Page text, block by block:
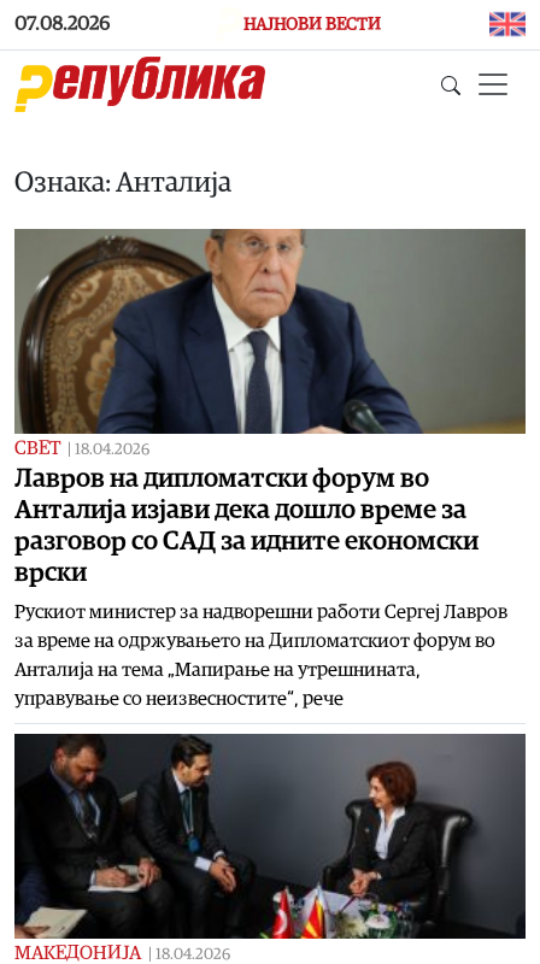
Skip to main content
07.08.2026 НАЈНОВИ ВЕСТИ
Ознака: Анталија
СВЕТ 18.04.2026
Лавров на дипломатски форум во
Анталија изјави дека дошло време за
разговор со САД за идните економски
врски
Рускиот министер за надворешни работи Сергеј Лавров
за време на одржувањето на Дипломатскиот форум во
Анталија на тема „Мапирање на утрешнината,
управување со неизвесностите“, рече
МАКЕДОНИЈА 18.04.2026